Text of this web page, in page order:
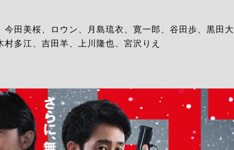
田美桜、ロウン、月島琉衣、寛一郎、谷田歩、黒田大
多江、吉田羊、上川隆也、宮沢りえ